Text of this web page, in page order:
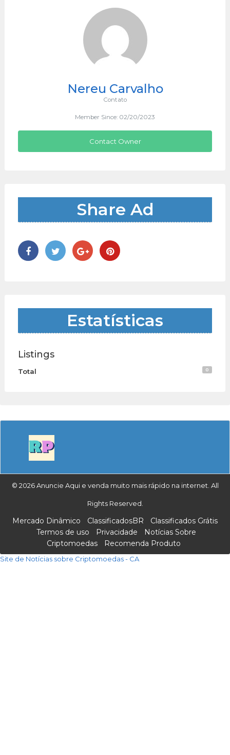
Nereu Carvalho
Contato
Member Since: 02/20/2023
Contact Owner
Share Ad
Estatísticas
Listings
Total 0
© 2026 Anuncie Aqui e venda muito mais rápido na internet. All
Rights Reserved.
Mercado Dinâmico ClassificadosBR
Classificados Grátis
Termos de uso
Privacidade
Notícias Sobre
Criptomoedas
Recomenda Produto
Site de Notícias sobre Criptomoedas - CA